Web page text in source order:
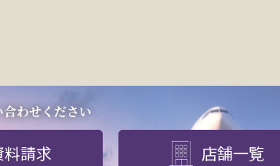
わせください
料請求 店舗一覧